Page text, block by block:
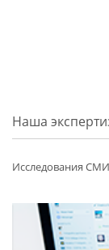
Наша
Исследования СМИ